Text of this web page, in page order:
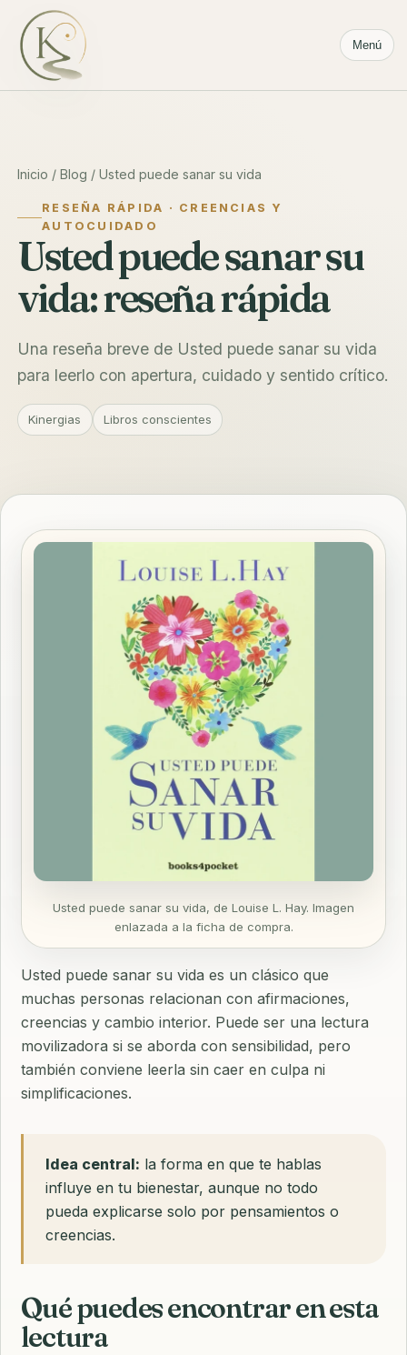
Menú
Inicio /Blog / Usted puede sanar su vida
RESEÑA RÁPIDA · CREENCIAS Y
AUTOCUIDADO
Usted puede sanar su
vida: reseña rápida
Una reseña breve de Usted puede sanar su vida
para leerlo con apertura, cuidado y sentido crítico.
Kinergias Libros conscientes
Usted puede sanar su vida, de Louise L. Hay. Imagen
enlazada a la ficha de compra.
Usted puede sanar su vida es un clásico que
muchas personas relacionan con afirmaciones,
creencias y cambio interior. Puede ser una lectura
movilizadora si se aborda con sensibilidad, pero
también conviene leerla sin caer en culpa ni
simplificaciones.
Idea central: la forma en que te hablas
influye en tu bienestar, aunque no todo
pueda explicarse solo por pensamientos o
creencias.
Qué puedes encontrar en esta
lectura